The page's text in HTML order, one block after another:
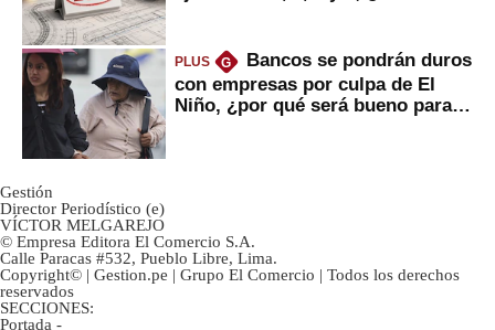
PLUS G
Bancos se pondrán duros
con empresas por culpa de El
Niño, ¿por qué será bueno para
Gestión
Director Periodístico (e)
VÍCTOR MELGAREJO
© Empresa Editora El Comercio S.A.
Calle Paracas #532, Pueblo Libre, Lima.
Copyright© | Gestion.pe | Grupo El Comercio | Todos los derechos
reservados
SECCIONES:
Portada -